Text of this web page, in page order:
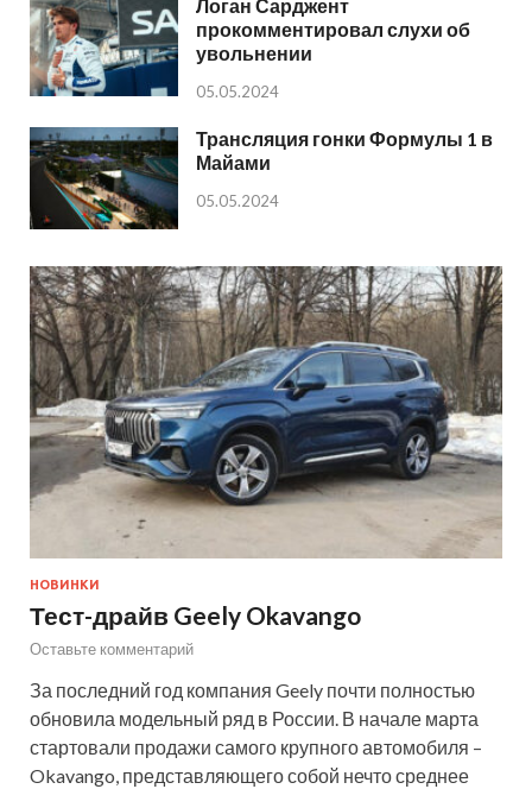
Логан Сарджент
прокомментировал слухи об
увольнении
05.05.2024
Трансляция гонки Формулы 1 в
Майами
05.05.2024
НОВИНКИ
Тест-драйв Geely Okavango
Оставьте комментарий
За последний год компания Geely почти полностью
обновила модельный ряд в России. В начале марта
стартовали продажи самого крупного автомобиля –
Okavango, представляющего собой нечто среднее